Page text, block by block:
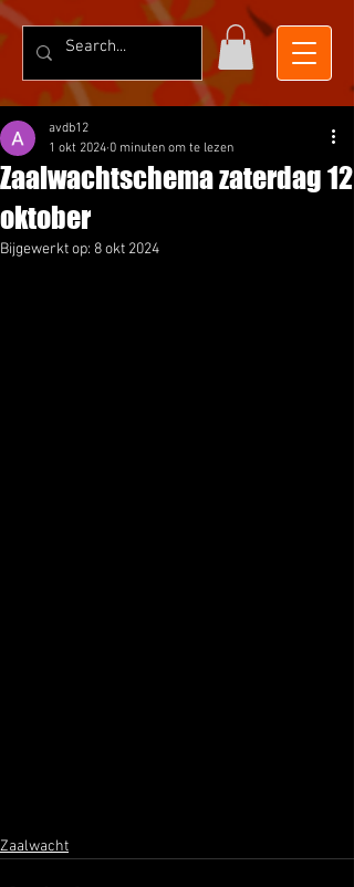
Zaalwachtschema zaterdag 12
oktober
avdb12
1 okt 2024 0 minuten om te lezen
Bijgewerkt op: 8 okt 2024
Zaalwacht